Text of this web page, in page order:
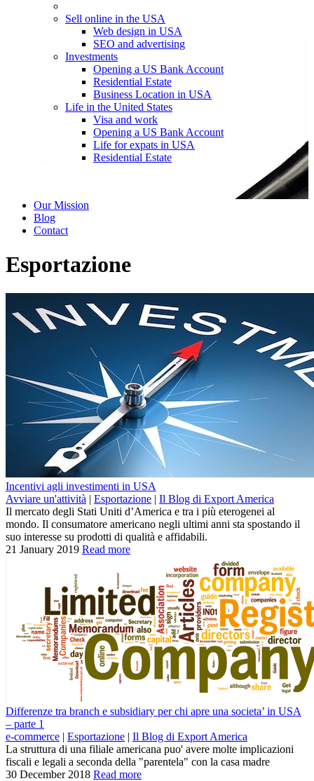
Sell online in the USA
Web design in USA
SEO and advertising
Investments
Opening a US Bank Account
Residential Estate
Business Location in USA
Life in the United States
Visa and work
Opening a US Bank Account
Life for expats in USA
Residential Estate
Our Mission
Blog
Contact
Esportazione
Incentivi agli investimenti in USA
Avviare un'attività | Esportazione | Il Blog di Export America
Il mercato degli Stati Uniti d’America e tra i più eterogenei al
mondo. Il consumatore americano negli ultimi anni sta spostando il
suo interesse su prodotti di qualità e affidabili.
21 January 2019 Read more
Differenze tra branch e subsidiary per chi apre una societa’ in USA
– parte 1
e-commerce | Esportazione | Il Blog di Export America
La struttura di una filiale americana puo' avere molte implicazioni
fiscali e legali a seconda della "parentela" con la casa madre
30 December 2018 Read more